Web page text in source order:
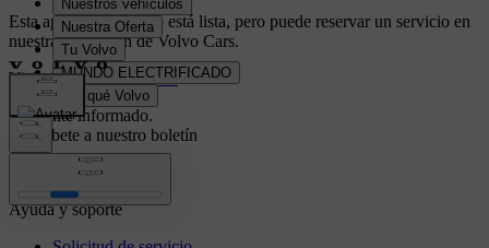
Esta aplicación aún no está lista, pero puede reservar un servicio en
nuestra aplicación de Volvo Cars.
Visita la página de inicio